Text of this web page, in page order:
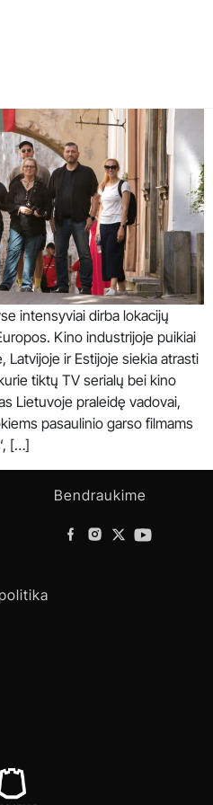
intensyviai dirba lokacijų
Kino industrijoje puikiai
Latvijoje ir Estijoje siekia atrasti
tiktų TV serialų bei kino
Lietuvoje praleidę vadovai,
pasaulinio garso filmams
[…]
Bendraukime